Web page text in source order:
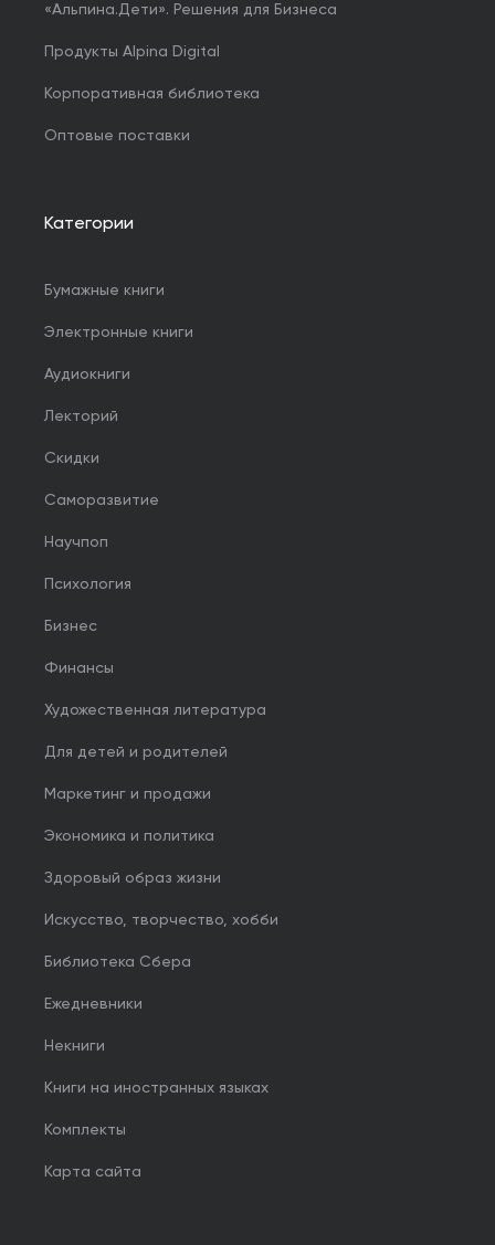
«Альпина.Дети». Решения для Бизнеса
Продукты Alpina Digital
Корпоративная библиотека
Оптовые поставки
Категории
Бумажные книги
Электронные книги
Аудиокниги
Лекторий
Скидки
Саморазвитие
Научпоп
Психология
Бизнес
Финансы
Художественная литература
Для детей и родителей
Маркетинг и продажи
Экономика и политика
Здоровый образ жизни
Искусство, творчество, хобби
Библиотека Сбера
Ежедневники
Некниги
Книги на иностранных языках
Комплекты
Карта сайта